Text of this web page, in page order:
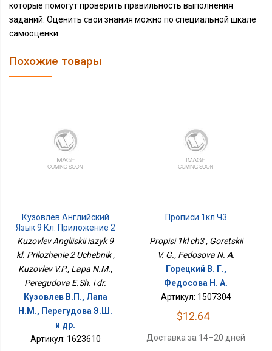
которые помогут проверить правильность выполнения
заданий. Оценить свои знания можно по специальной шкале
самооценки.
Похожие товары
Кузовлев Английский
Язык 9 Кл. Приложение 2
Учебник
Kuzovlev Angliiskii iazyk 9
kl. Prilozhenie 2 Uchebnik ,
Kuzovlev V.P., Lapa N.M.,
Peregudova E.Sh. i dr.
Кузовлев В.П., Лапа
Н.М., Перегудова Э.Ш.
и др.
Артикул: 1623610
Прописи 1кл Ч3
Propisi 1kl ch3 , Goretskii
V. G., Fedosova N. A.
Горецкий В. Г.,
Федосова Н. А.
Артикул: 1507304
$12.64
Доставка за 14–20 дней